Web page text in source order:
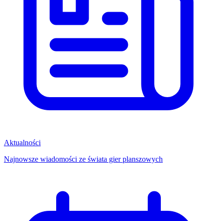
Aktualności
Najnowsze wiadomości ze świata gier planszowych